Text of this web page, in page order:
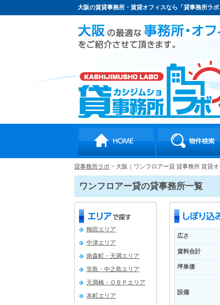
大阪の賃貸事務所・賃貸オフィスなら「貸事務所ラ
貸事務所ラボ > 大阪｜ワンフロアー貸 貸事務所 賃貸
ワンフロアー貸の貸事務所一覧
梅田エリア
中津エリア
南森町・天満エリア
堂島・中之島エリア
天満橋・ＯＢＰエリア
本町エリア
広さ
賃料合計
坪単価
設備